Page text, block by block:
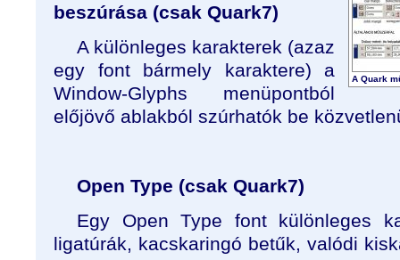
A Quark
beszúrása (csak Quark7)
A különleges karakterek (azaz
egy font bármely karaktere) a
Window-Glyphs menüpontból
előjövő ablakból szúrhatók be
Open Type (csak Quark7)
Egy Open Type font különleges
ligatúrák, kacskaringó betűk, valódi